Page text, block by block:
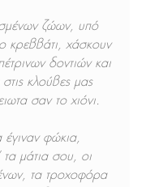
ζώων, υπό
κρεββάτι, χάσκουν
δοντιών και
κλούβες μας
σαν το χιόνι.
φώκια,
μάτια σου, οι
τα τροχοφόρα